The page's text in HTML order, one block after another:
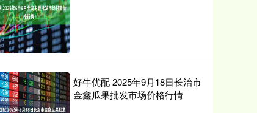
好牛优配 2025年9月18日长治市
金鑫瓜果批发市场价格行情